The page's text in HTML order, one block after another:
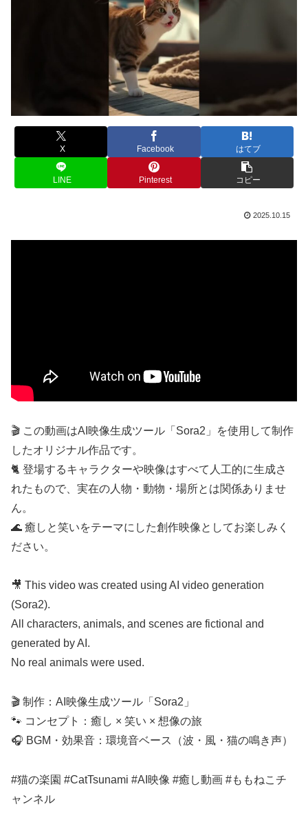
X Facebook はてブ
LINE Pinterest コピー
2025.10.15
🎬 この動画はAI映像生成ツール「Sora2」を使用して制作
したオリジナル作品です。
🐈 登場するキャラクターや映像はすべて人工的に生成さ
れたもので、実在の人物・動物・場所とは関係ありませ
ん。
🌊 癒しと笑いをテーマにした創作映像としてお楽しみく
ださい。
🎥 This video was created using AI video generation
(Sora2).
All characters, animals, and scenes are fictional and
generated by AI.
No real animals were used.
🎬 制作：AI映像生成ツール「Sora2」
🐾 コンセプト：癒し × 笑い × 想像の旅
🎧 BGM・効果音：環境音ベース（波・風・猫の鳴き声）
#猫の楽園 #CatTsunami #AI映像 #癒し動画 #ももねこチ
ャンネル